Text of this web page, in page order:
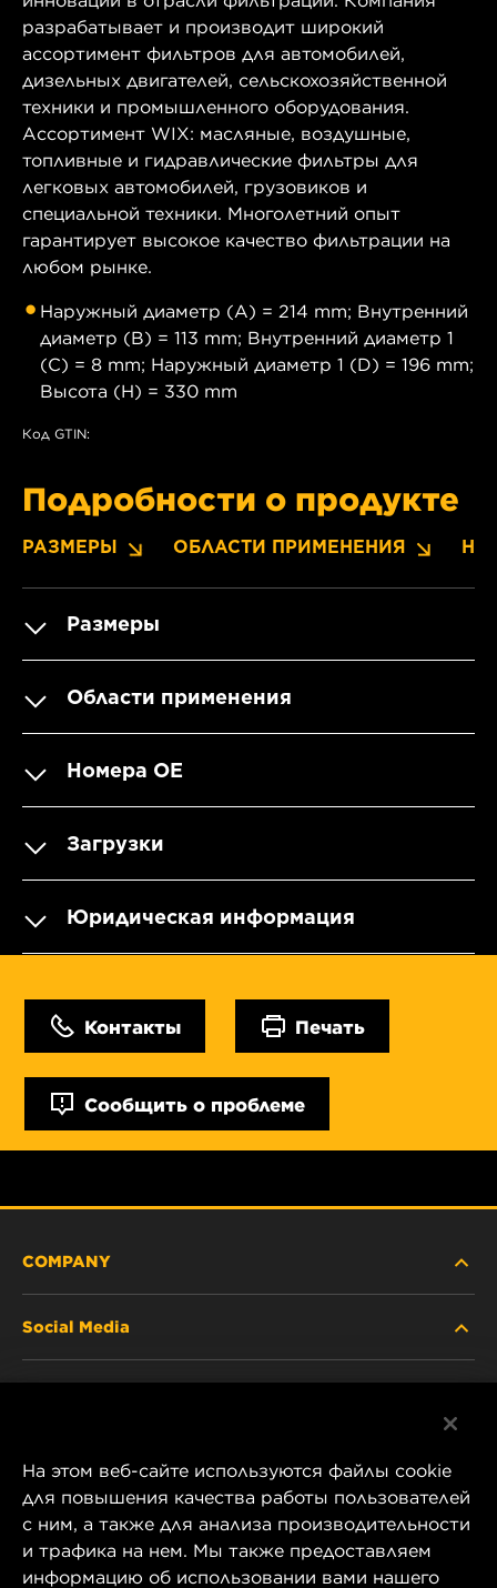
разрабатывает и производит широкий
ассортимент фильтров для автомобилей,
дизельных двигателей, сельскохозяйственной
техники и промышленного оборудования.
Ассортимент WIX: масляные, воздушные,
топливные и гидравлические фильтры для
легковых автомобилей, грузовиков и
специальной техники. Многолетний опыт
гарантирует высокое качество фильтрации на
любом рынке.
Наружный диаметр (A) = 214 mm; Внутренний
диаметр (B) = 113 mm; Внутренний диаметр 1
(C) = 8 mm; Наружный диаметр 1 (D) = 196 mm;
Высота (H) = 330 mm
Код GTIN:
Подробности о продукте
РАЗМЕРЫ ОБЛАСТИ ПРИМЕНЕНИЯ
Размеры
Области применения
Номера OE
Загрузки
Юридическая информация
Контакты Печать
Сообщить о проблеме
COMPANY
CAREER
COMPANY STORE
Social Media
Instagram
YouTube
На этом веб-сайте используются файлы cookie
для повышения качества работы пользователей
с ним, а также для анализа производительности
и трафика на нем. Мы также предоставляем
информацию об использовании вами нашего